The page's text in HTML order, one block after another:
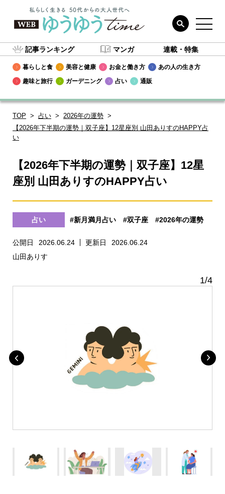
記事ランキング マンガ 連載・特集
暮らしと食 美容と健康 お金と働き方
あの人の生き方
趣味と旅行
ガーデニング 占い 通販
TOP 占い
2026年の運勢
【2026年下半期の運勢｜双子座】12星座別 山田ありすのHAPPY占
い
【2026年下半期の運勢｜双子座】12星
座別 山田ありすのHAPPY占い
占い #新月満月占い #双子座 #2026年の運勢
公開日 2026.06.24 更新日
2026.06.24
山田ありす
1/4